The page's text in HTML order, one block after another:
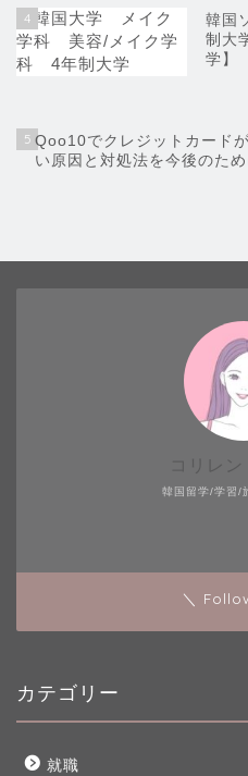
4
韓国
制大
学】
5 Qoo10でクレジットカード
い原因と対処法を今後のた
韓国留学/学習/
コリレ
＼
カテゴリー
就職